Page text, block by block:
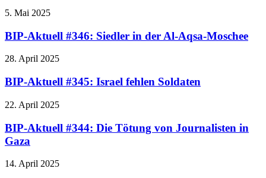
5. Mai 2025
BIP-Aktuell #346: Siedler in der Al-Aqsa-Moschee
28. April 2025
BIP-Aktuell #345: Israel fehlen Soldaten
22. April 2025
BIP-Aktuell #344: Die Tötung von Journalisten in
Gaza
14. April 2025